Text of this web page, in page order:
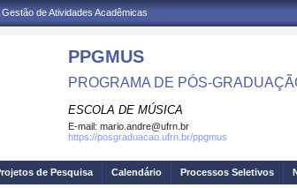
de Atividades Acadêmicas
PPGMUS
PROGRAMA DE PÓS-
ESCOLA DE MÚSICA
E-mail: mario.andre@ufrn.br
https://posgraduacao.ufrn.br/ppgmus
de Pesquisa Calendário Processos Seletivos